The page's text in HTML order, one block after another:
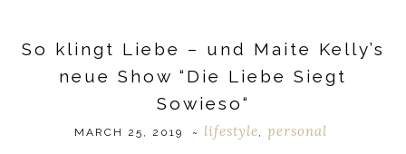
So klingt Liebe – und Maite Kelly’s
neue Show “Die Liebe Siegt
Sowieso“
MARCH 25, 2019 ~ lifestyle personal